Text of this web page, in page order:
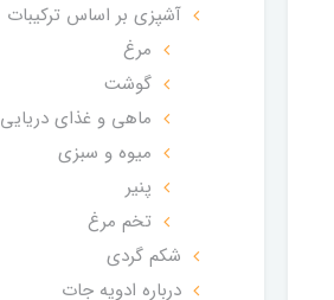
آشپزی بر اساس ترکیبات
مرغ
گوشت
ماهی و غذای دریایی
میوه و سبزی
پنیر
تخم مرغ
شکم گردی
درباره ادویه جات